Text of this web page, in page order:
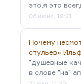
это,я это
06 июня, 19:21
Почему
стульев»
"душевные
в слове "на"